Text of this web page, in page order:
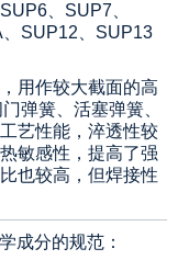
、SUP7、
SUP12、SUP13
用作较大截面的高
弹簧、活塞弹簧、
艺性能，淬透性较
敏感性，提高了强
也较高，但焊接性
成分的规范：